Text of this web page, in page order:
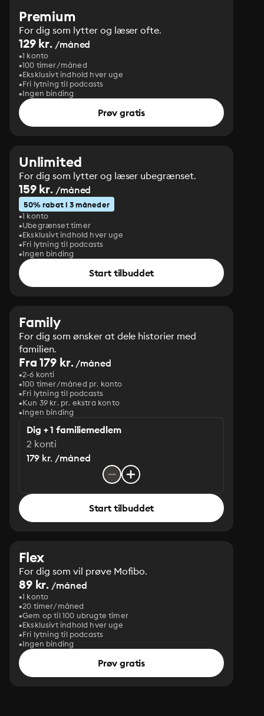
Premium
For dig som lytter og læser ofte.
129 kr. /måned
1 konto
100 timer/måned
Eksklusivt indhold hver uge
Fri lytning til podcasts
Ingen binding
Prøv gratis
Unlimited
For dig som lytter og læser ubegrænset.
159 kr. /måned
50% rabat i 3 måneder
1 konto
Ubegrænset timer
Eksklusivt indhold hver uge
Fri lytning til podcasts
Ingen binding
Start tilbuddet
Family
For dig som ønsker at dele historier med
familien.
Fra 179 kr./måned
2-6 konti
100 timer/måned pr. konto
Fri lytning til podcasts
Kun 39 kr. pr. ekstra konto
Ingen binding
Dig + 1 familiemedlem
2 konti
179 kr. /måned
Start tilbuddet
Flex
For dig som vil prøve Mofibo.
89 kr. /måned
1 konto
20 timer/måned
Gem op til 100 ubrugte timer
Eksklusivt indhold hver uge
Fri lytning til podcasts
Ingen binding
Prøv gratis